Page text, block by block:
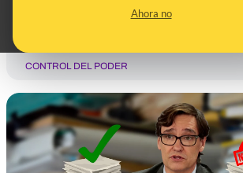
Ahora no
previa justificación por
CONTROL DEL PODER